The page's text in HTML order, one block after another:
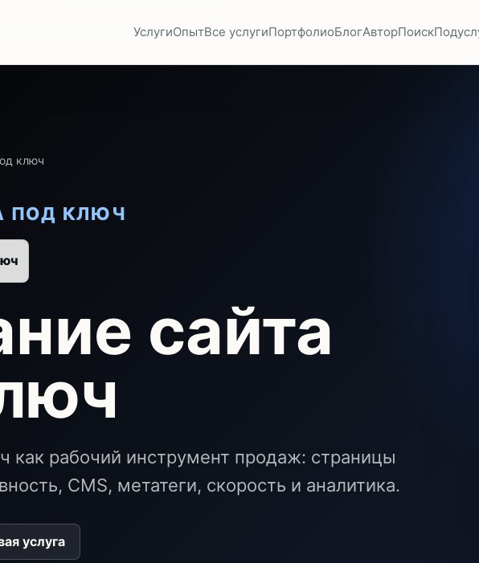
УслугиОпытВсе услугиПортфолиоБлогАвторПоиск
ключ
ПОД КЛЮЧ
сайта
как рабочий инструмент продаж: страницы
CMS, метатеги, скорость и аналитика.
услуга